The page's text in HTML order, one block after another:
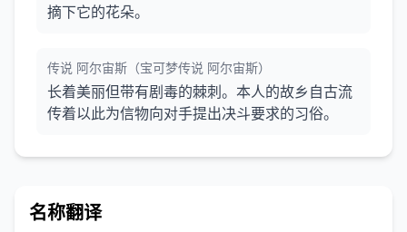
摘下它的花朵。
传说 阿尔宙斯（宝可梦传说 阿尔宙斯）
长着美丽但带有剧毒的棘刺。本人的故乡自古流
传着以此为信物向对手提出决斗要求的习俗。
名称翻译